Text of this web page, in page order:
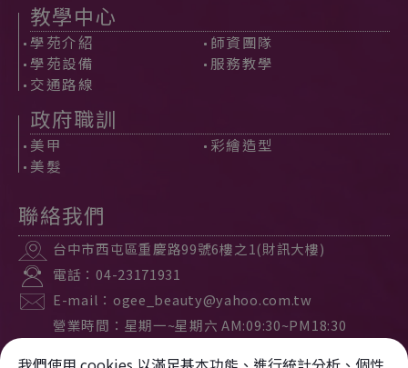
教學中心
學苑介紹
師資團隊
學苑設備
服務教學
交通路線
政府職訓
美甲
彩繪造型
美髮
聯絡我們
台中市西屯區重慶路99號6樓之1(財訊大樓)
電話：04-23171931
E-mail： ogee_beauty@yahoo.com.tw
營業時間：星期一~星期六 AM:09:30~PM18:30